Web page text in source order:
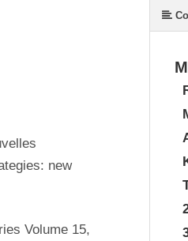
new
Volume 15,